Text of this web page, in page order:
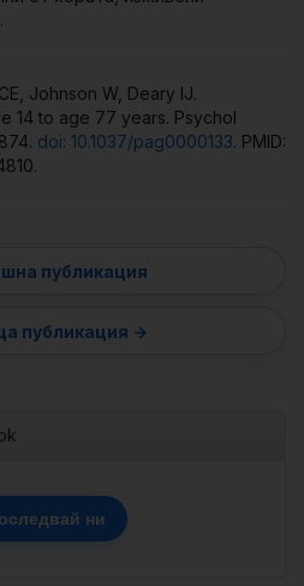
Johnson W, Deary IJ.
14 to age 77 years. Psychol
doi: 10.1037/pag0000133. PMID:
ни